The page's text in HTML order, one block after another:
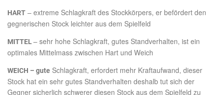
HART – extreme Schlagkraft des Stockkörpers, er befördert den
gegnerischen Stock leichter aus dem Spielfeld
MITTEL– sehr hohe Schlagkraft, gutes Standverhalten, ist ein
optimales Mittelmass zwischen Hart und Weich
WEICH – gute Schlagkraft, erfordert mehr Kraftaufwand, dieser
Stock hat ein sehr gutes Standverhalten deshalb tut sich der
Gegner sicherlich schwerer diesen Stock aus dem Spielfeld zu